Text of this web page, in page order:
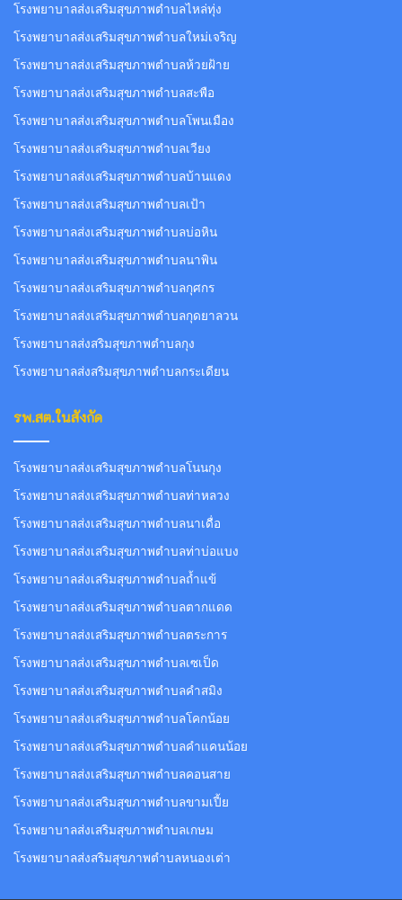
โรงพยาบาลส่งเสริมสุขภาพตำบลไหล่ทุ่ง
โรงพยาบาลส่งเสริมสุขภาพตำบลใหม่เจริญ
โรงพยาบาลส่งเสริมสุขภาพตำบลห้วยฝ้าย
โรงพยาบาลส่งเสริมสุขภาพตำบลสะพือ
โรงพยาบาลส่งเสริมสุขภาพตำบลโพนเมือง
โรงพยาบาลส่งเสริมสุขภาพตำบลเวียง
โรงพยาบาลส่งเสริมสุขภาพตำบลบ้านแดง
โรงพยาบาลส่งเสริมสุขภาพตำบลเป้า
โรงพยาบาลส่งเสริมสุขภาพตำบลบ่อหิน
โรงพยาบาลส่งเสริมสุขภาพตำบลนาพิน
โรงพยาบาลส่งเสริมสุขภาพตำบลกุศกร
โรงพยาบาลส่งเสริมสุขภาพตำบลกุดยาลวน
โรงพยาบาลส่งสริมสุขภาพตำบลกุง
โรงพยาบาลส่งสริมสุขภาพตำบลกระเดียน
รพ.สต.ในสังกัด
โรงพยาบาลส่งเสริมสุขภาพตำบลโนนกุง
โรงพยาบาลส่งเสริมสุขภาพตำบลท่าหลวง
โรงพยาบาลส่งเสริมสุขภาพตำบลนาเดื่อ
โรงพยาบาลส่งเสริมสุขภาพตำบลท่าบ่อแบง
โรงพยาบาลส่งเสริมสุขภาพตำบลถ้ำแข้
โรงพยาบาลส่งเสริมสุขภาพตำบลตากแดด
โรงพยาบาลส่งเสริมสุขภาพตำบลตระการ
โรงพยาบาลส่งเสริมสุขภาพตำบลเซเป็ด
โรงพยาบาลส่งเสริมสุขภาพตำบลคำสมิง
โรงพยาบาลส่งเสริมสุขภาพตำบลโคกน้อย
โรงพยาบาลส่งเสริมสุขภาพตำบลคำแคนน้อย
โรงพยาบาลส่งเสริมสุขภาพตำบลคอนสาย
โรงพยาบาลส่งเสริมสุขภาพตำบลขามเปี้ย
โรงพยาบาลส่งเสริมสุขภาพตำบลเกษม
โรงพยาบาลส่งสริมสุขภาพตำบลหนองเต่า